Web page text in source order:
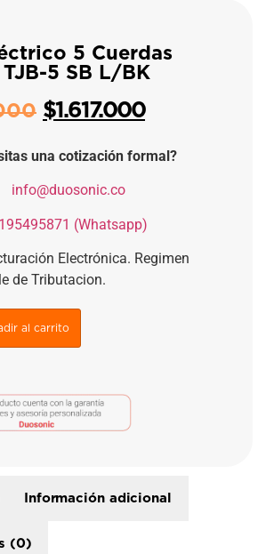
5 Cuerdas
5 SB L/BK
$1.617.000
una cotización formal?
info@duosonic.co
(Whatsapp)
Electrónica. Regimen
de Tributacion.
al carrito
Información adicional
(0)